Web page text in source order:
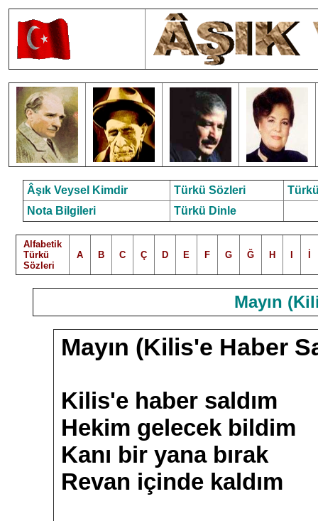
Âşık Veysel Kimdir Türkü Sözleri
Nota Bilgileri
Türkü Dinle
Alfabetik
Türkü
Sözleri
A B C Ç D E F G Ğ H
Mayın
Mayın (Kilis'e Haber
Kilis'e haber saldım
Hekim gelecek bildim
Kanı bir yana bırak
Revan içinde kaldım